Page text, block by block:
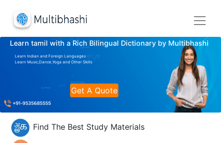
Learn tamil with a Rich Bilingual Dictionary by Multibhashi
Learn Indian and Foreign Languages
Learn Music,Dance,Yoga and Other Skills
Get A Quote
Find The Best Study Materials